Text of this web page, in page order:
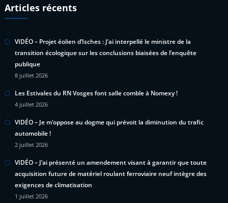
Articles récents
VIDÉO – Projet éolien d’Isches : J’ai interpellé le ministre de la
transition écologique sur les conclusions biaisées de l’enquête
publique
8 juillet 2026
Les Estivales du RN Vosges font salle comble à Nomexy !
4 juillet 2026
VIDÉO – Je m’oppose au dogme qui prévoit la diminution du trafic
automobile !
2 juillet 2026
VIDÉO – J’ai présenté un amendement visant à garantir que toute
acquisition future de matériel roulant ferroviaire neuf intègre des
exigences de climatisation
1 juillet 2026